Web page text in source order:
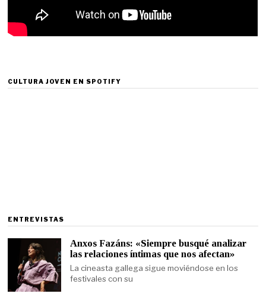
CULTURA JOVEN EN SPOTIFY
ENTREVISTAS
Anxos Fazáns: «Siempre busqué analizar
las relaciones íntimas que nos afectan»
La cineasta gallega sigue moviéndose en los
festivales con su